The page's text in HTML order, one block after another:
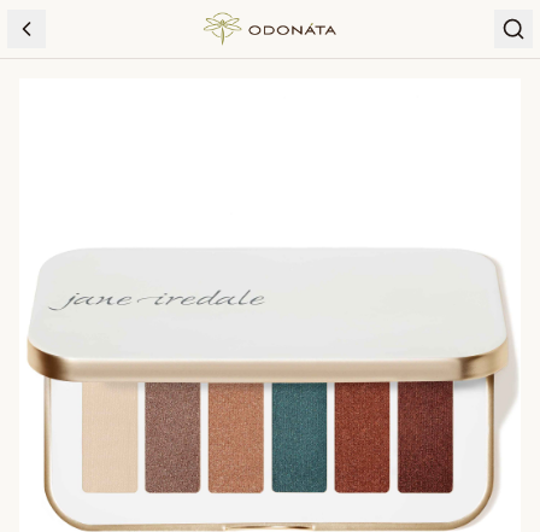
Skip to content